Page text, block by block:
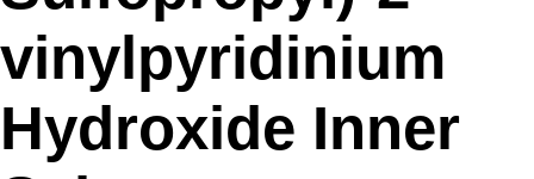
vinylpyridinium
Hydroxide Inner